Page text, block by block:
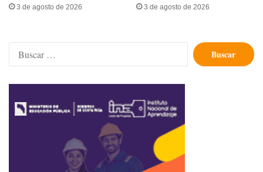
3 de agosto de 2026 3 de agosto de 2026
Buscar: